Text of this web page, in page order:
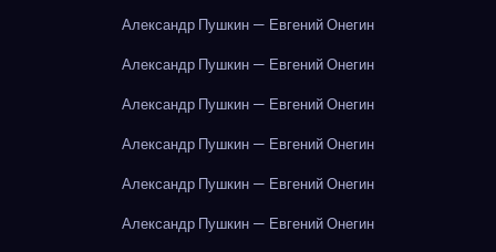
Александр Пушкин — Евгений Онегин
Александр Пушкин — Евгений Онегин
Александр Пушкин — Евгений Онегин
Александр Пушкин — Евгений Онегин
Александр Пушкин — Евгений Онегин
Александр Пушкин — Евгений Онегин